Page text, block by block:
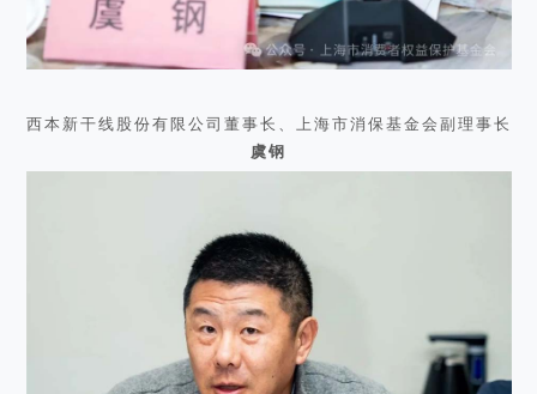
西本新干线股份有限公司董事长、上海市消保基金会副理事长
虞钢